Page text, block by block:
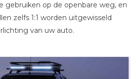
gebruiken op de openbare weg, en
zelfs 1:1 worden uitgewisseld
van uw auto.